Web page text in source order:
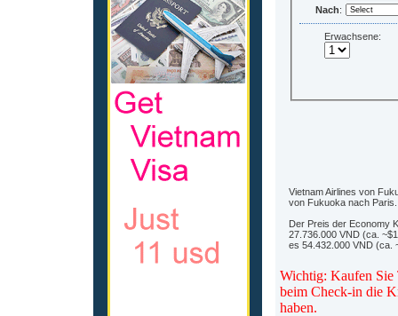
Nach:
Erwachsene:
Vietnam Airlines von
von Fukuoka nach Paris.
Der Preis der Economy
27.736.000 VND (ca.
es 54.432.000 VND (ca.
Wichtig: Kaufen Sie
beim Check-in die
haben.